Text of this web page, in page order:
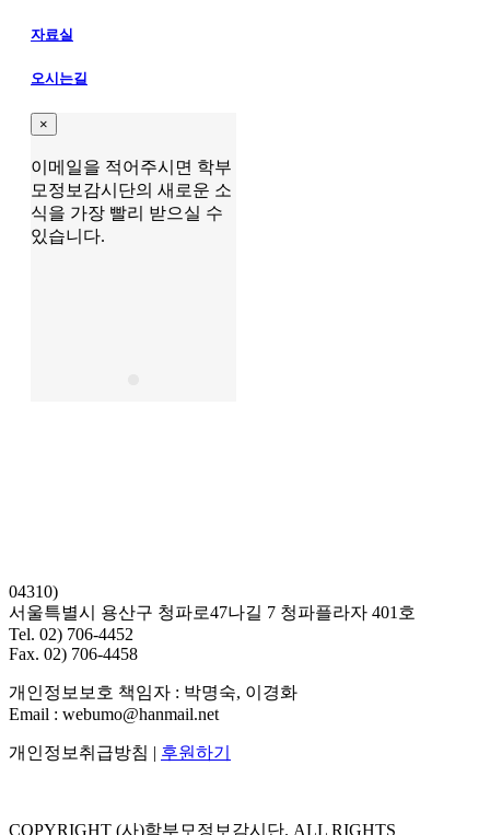
자료실
오시는길
×
이메일을 적어주시면 학부
모정보감시단의 새로운 소
식을 가장 빨리 받으실 수
있습니다.
04310)
서울특별시 용산구 청파로47나길 7 청파플라자 401호
Tel. 02) 706-4452
Fax. 02) 706-4458
개인정보보호 책임자 : 박명숙, 이경화
Email : webumo@hanmail.net
개인정보취급방침 | 후원하기
COPYRIGHT (사)학부모정보감시단. ALL RIGHTS